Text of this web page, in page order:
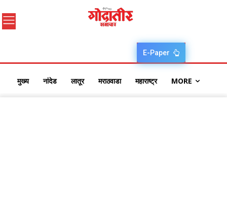
E-Paper
मुख्य नांदेड लातूर मराठवाडा महाराष्ट्र MORE